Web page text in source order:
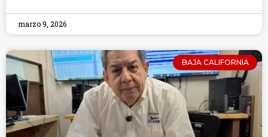
marzo 9, 2026
BAJA CALIFORNIA